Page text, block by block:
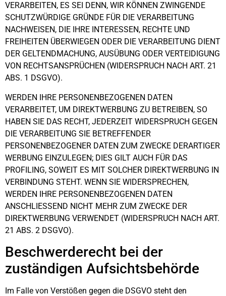
VERARBEITEN, ES SEI DENN, WIR KÖNNEN ZWINGENDE
SCHUTZWÜRDIGE GRÜNDE FÜR DIE VERARBEITUNG
NACHWEISEN, DIE IHRE INTERESSEN, RECHTE UND
FREIHEITEN ÜBERWIEGEN ODER DIE VERARBEITUNG DIENT
DER GELTENDMACHUNG, AUSÜBUNG ODER VERTEIDIGUNG
VON RECHTSANSPRÜCHEN (WIDERSPRUCH NACH ART. 21
ABS. 1 DSGVO).
WERDEN IHRE PERSONENBEZOGENEN DATEN
VERARBEITET, UM DIREKTWERBUNG ZU BETREIBEN, SO
HABEN SIE DAS RECHT, JEDERZEIT WIDERSPRUCH GEGEN
DIE VERARBEITUNG SIE BETREFFENDER
PERSONENBEZOGENER DATEN ZUM ZWECKE DERARTIGER
WERBUNG EINZULEGEN; DIES GILT AUCH FÜR DAS
PROFILING, SOWEIT ES MIT SOLCHER DIREKTWERBUNG IN
VERBINDUNG STEHT. WENN SIE WIDERSPRECHEN,
WERDEN IHRE PERSONENBEZOGENEN DATEN
ANSCHLIESSEND NICHT MEHR ZUM ZWECKE DER
DIREKTWERBUNG VERWENDET (WIDERSPRUCH NACH ART.
21 ABS. 2 DSGVO).
Beschwerde­recht bei der
zuständigen Aufsichts­behörde
Im Falle von Verstößen gegen die DSGVO steht den